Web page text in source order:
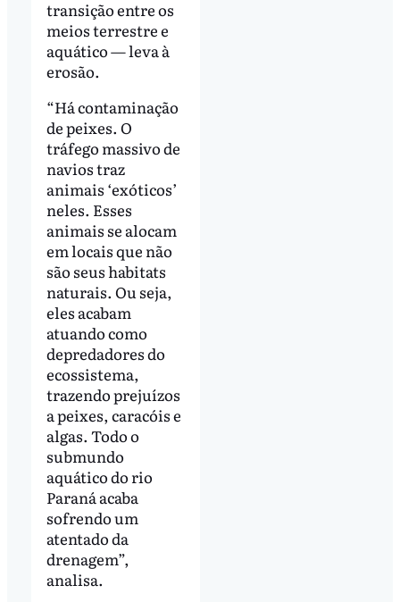
transição entre os
meios terrestre e
aquático — leva à
erosão.
“Há contaminação
de peixes. O
tráfego massivo de
navios traz
animais ‘exóticos’
neles. Esses
animais se alocam
em locais que não
são seus habitats
naturais. Ou seja,
eles acabam
atuando como
depredadores do
ecossistema,
trazendo prejuízos
a peixes, caracóis e
algas. Todo o
submundo
aquático do rio
Paraná acaba
sofrendo um
atentado da
drenagem”,
analisa.